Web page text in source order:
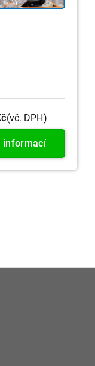
(vč. DPH)
informací